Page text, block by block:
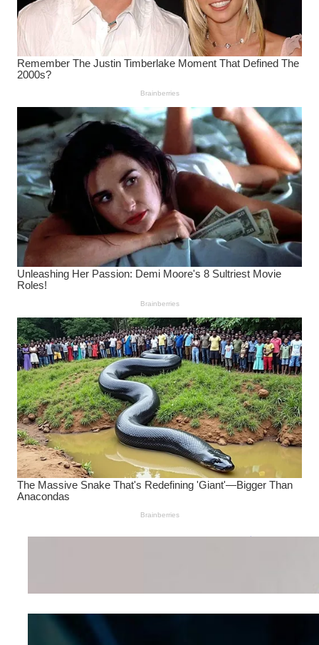
Wanita Pamer Pakaian
Kepribadian